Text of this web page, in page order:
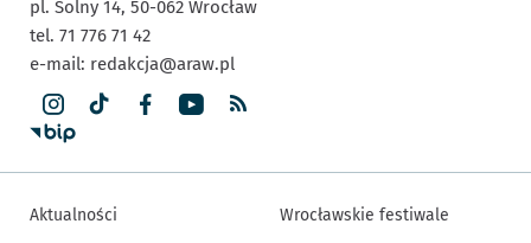
pl. Solny 14, 50-062 Wrocław
tel. 71 776 71 42
e-mail: redakcja@araw.pl
Aktualności
Wrocławskie festiwale